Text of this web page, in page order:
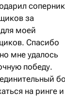
за
моей
Спасибо
мне удалось
победу.
на ринге и